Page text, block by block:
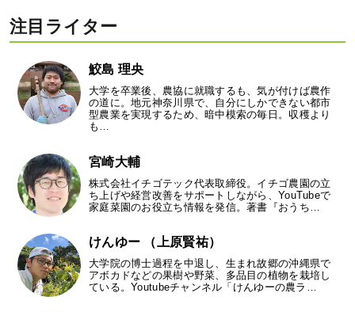
注目ライター
鮫島 理央
大学を卒業後、農協に就職するも、気が付けば農作
の道に。地元神奈川県で、自分にしかできない都市
型農業を実現するため、暗中模索の毎日。収穫より
も…
宮崎大輔
株式会社イチゴテック代表取締役。イチゴ農園の立
ち上げや経営改善をサポートしながら、YouTubeで
家庭菜園のお役立ち情報を発信。著書『おうち…
けんゆー （上原賢祐）
大学院の博士過程を中退し、生まれ故郷の沖縄県で
アボカドなどの果樹や野菜、多品目の植物を栽培し
ている。Youtubeチャンネル「けんゆーの農ラ…